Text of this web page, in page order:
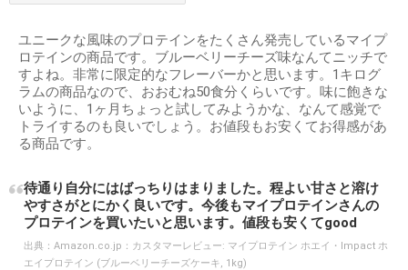
ユニークな風味のプロテインをたくさん発売しているマイプ
ロテインの商品です。ブルーベリーチーズ味なんてニッチで
すよね。非常に限定的なフレーバーかと思います。1キログ
ラムの商品なので、おおむね50食分くらいです。味に飽きな
いように、1ヶ月ちょっと試してみようかな、なんて感覚で
トライするのも良いでしょう。お値段もお安くてお得感があ
る商品です。
待通り自分にはばっちりはまりました。程よい甘さと溶け
やすさがとにかく良いです。今後もマイプロテインさんの
プロテインを買いたいと思います。値段も安くてgood
出典： Amazon.co.jp：カスタマーレビュー: マイプロテイン ホエイ・Impact ホ
エイプロテイン (ブルーベリーチーズケーキ, 1kg)